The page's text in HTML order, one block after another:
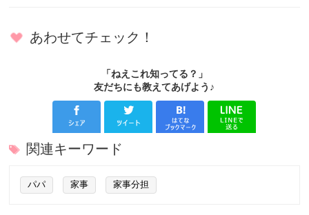
あわせてチェック！
「ねえこれ知ってる？」
友だちにも教えてあげよう♪
関連キーワード
パパ 家事 家事分担